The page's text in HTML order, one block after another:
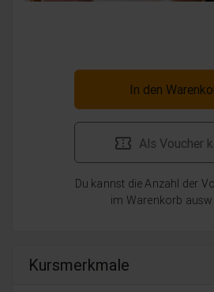
In den
Als Voucher
Du kannst die Anzahl der
im Warenkorb
Kursmerkmale